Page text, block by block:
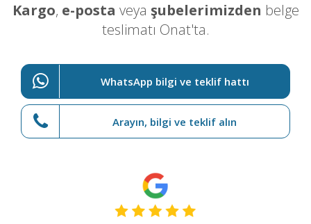
Kargo, e-posta veya şubelerimizden belge
teslimatı Onat'ta.
WhatsApp bilgi ve teklif hattı
Arayın, bilgi ve teklif alın